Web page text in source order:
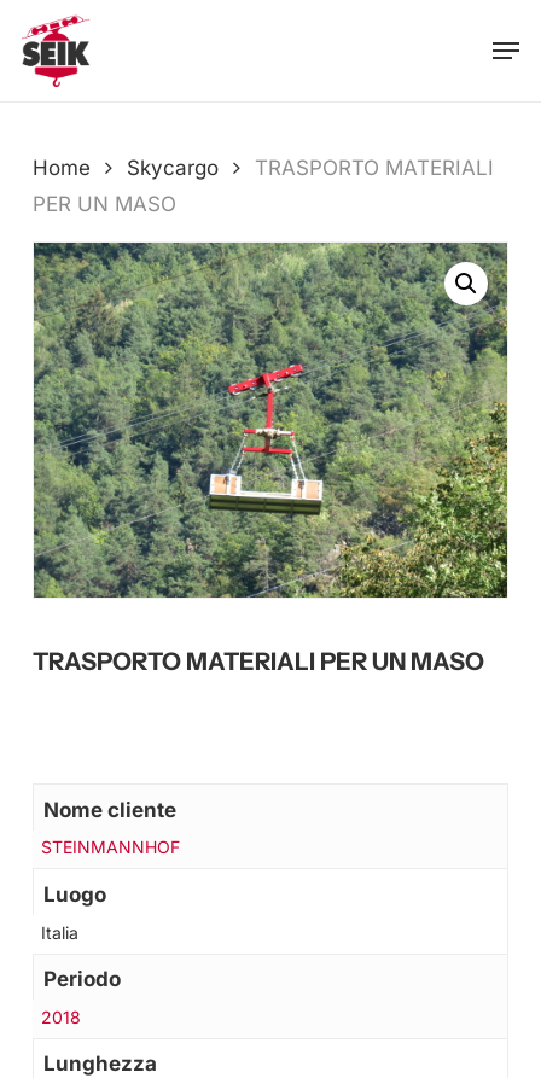
main
Home Skycargo
TRASPORTO MATERIALI
PER UN MASO
TRASPORTO MATERIALI PER UN MASO
Nome cliente
STEINMANNHOF
Luogo
Italia
Periodo
2018
Lunghezza